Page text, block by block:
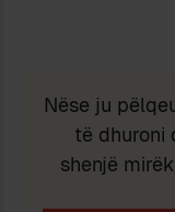
Nëse ju
të dhuroni
shenjë